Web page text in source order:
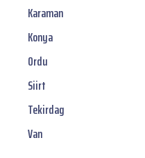
Karaman
Konya
Ordu
Siirt
Tekirdag
Van